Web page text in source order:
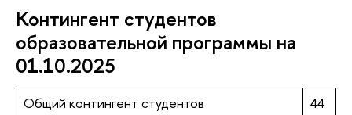
Контингент студентов
образовательной программы на
01.10.2025
Общий контингент студентов
44